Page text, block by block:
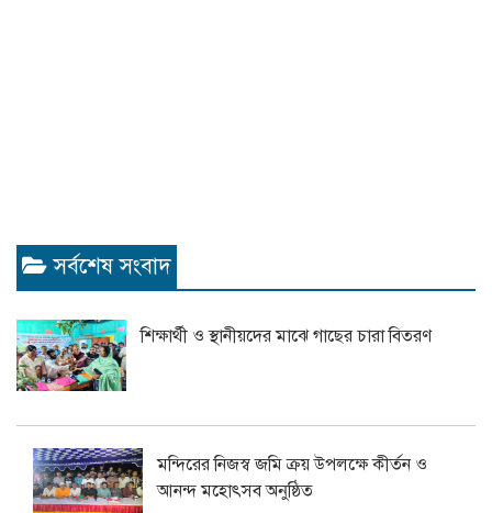
সর্বশেষ সংবাদ
শিক্ষার্থী ও স্থানীয়দের মাঝে গাছের চারা বিতরণ
মন্দিরের নিজস্ব জমি ক্রয় উপলক্ষে কীর্তন ও
আনন্দ মহোৎসব অনুষ্ঠিত